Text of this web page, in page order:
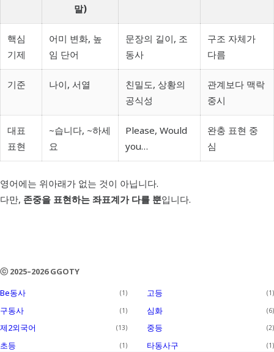
말)
핵심
기제
어미 변화, 높
임 단어
문장의 길이, 조
동사
구조 자체가
다름
기준 나이, 서열
친밀도, 상황의
공식성
관계보다 맥락
중시
대표
표현
~습니다, ~하세
요
Please, Would
you…
완충 표현 중
심
영어에는 위아래가 없는 것이 아닙니다.
다만, 존중을 표현하는 좌표계가 다를 뿐입니다.
ⓒ 2025–2026 GGOTY
Be동사
1 고등 1
구동사 1 심화 6
제2외국어 13 중등 2
초등 1 타동사구 1